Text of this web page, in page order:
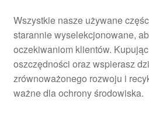
Wszystkie nasze używane
starannie wyselekcjonowane,
oczekiwaniom klientów.
oszczędności oraz wspierasz
zrównoważonego rozwoju i
ważne dla ochrony środowiska.